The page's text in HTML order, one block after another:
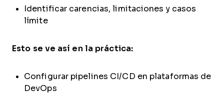
Identificar carencias, limitaciones y casos
límite
Esto se ve así en la práctica:
Configurar pipelines CI/CD en plataformas de
DevOps